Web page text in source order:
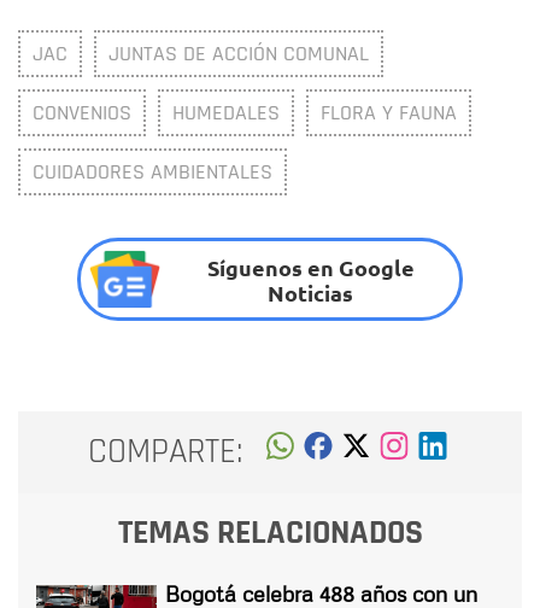
JAC JUNTAS DE ACCIÓN COMUNAL
CONVENIOS HUMEDALES FLORA Y FAUNA
CUIDADORES AMBIENTALES
Síguenos en Google
Noticias
COMPARTE:
TEMAS RELACIONADOS
Bogotá celebra 488 años con un